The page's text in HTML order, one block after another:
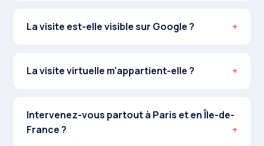
La visite est-elle visible sur Google ?
La visite virtuelle m'appartient-elle ?
Intervenez-vous partout à Paris et en Île-de-
France ?